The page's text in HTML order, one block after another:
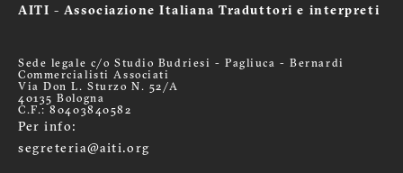
AITI - Associazione Italiana Traduttori e interpreti
Sede legale c/o Studio Budriesi - Pagliuca - Bernardi
Commercialisti Associati
Via Don L. Sturzo N. 52/A
40135 Bologna
C.F.: 80403840582
Per info:
segreteria@aiti.org